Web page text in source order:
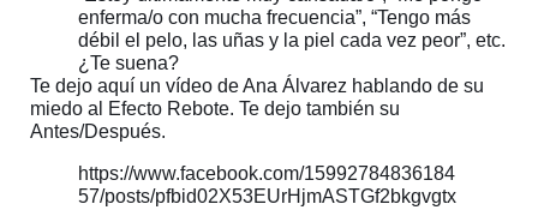
enferma/o con mucha frecuencia”, “Tengo más
débil el pelo, las uñas y la piel cada vez peor”, etc.
¿Te suena?
Te dejo aquí un vídeo de Ana Álvarez hablando de su
miedo al Efecto Rebote. Te dejo también su
Antes/Después.
https://www.facebook.com/15992784836184
57/posts/pfbid02X53EUrHjmASTGf2bkgvgtx